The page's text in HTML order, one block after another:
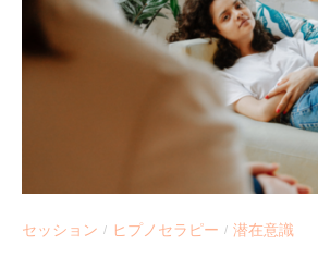
セッション / ヒプノセラピー / 潜在意識